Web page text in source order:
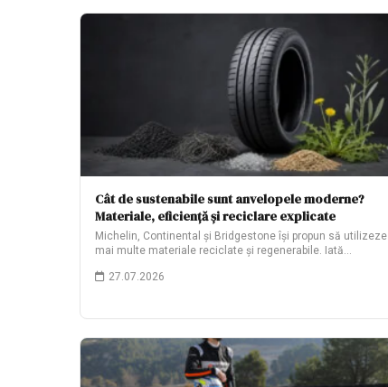
Cât de sustenabile sunt anvelopele moderne?
Materiale, eficiență și reciclare explicate
Michelin, Continental și Bridgestone își propun să utilizeze
mai multe materiale reciclate și regenerabile. Iată…
27.07.2026